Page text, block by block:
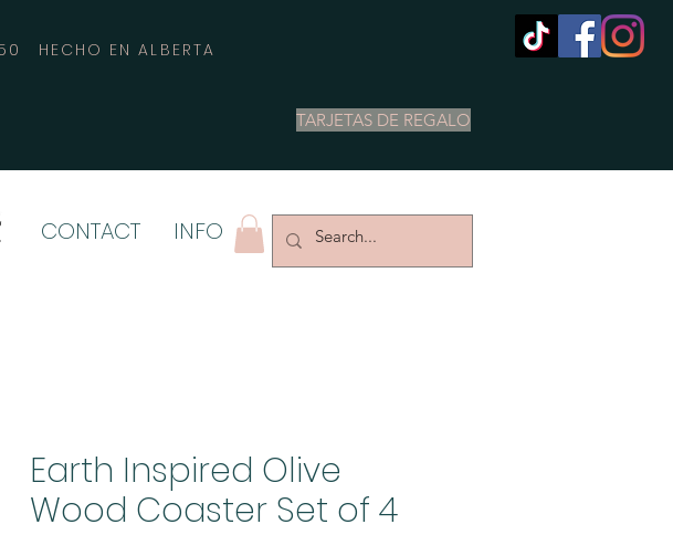
HECHO EN ALBERTA
TARJETAS DE REGALO
CONTACT INFO
Earth Inspired Olive
Wood Coaster Set of 4